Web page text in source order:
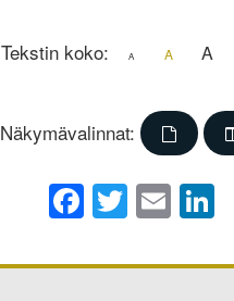
Tekstin koko: A A A
Näkymävalinnat:
Facebook
Twitter
Email